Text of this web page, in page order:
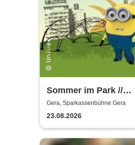
Sommer im Park //
Familienfest
Gera, Sparkassenbühne Gera
23.08.2026